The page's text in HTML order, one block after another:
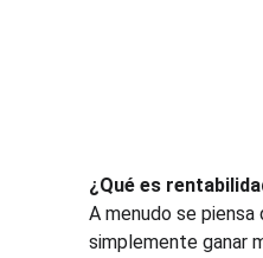
¿Qué es
A menudo se
simplemente ganar